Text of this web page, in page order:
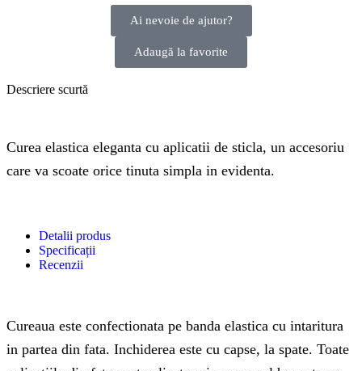
Ai nevoie de ajutor?
Adaugă la favorite
Descriere scurtă
Curea elastica eleganta cu aplicatii de sticla, un accesoriu
care va scoate orice tinuta simpla in evidenta.
Detalii produs
Specificații
Recenzii
Cureaua este confectionata pe banda elastica cu intaritura
in partea din fata. Inchiderea este cu capse, la spate. Toate